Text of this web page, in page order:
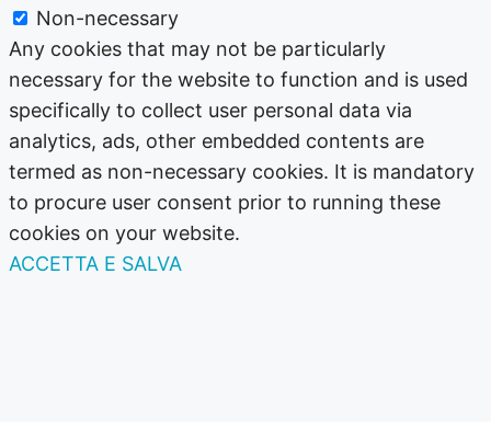
Non-necessary
Any cookies that may not be particularly
necessary for the website to function and is used
specifically to collect user personal data via
analytics, ads, other embedded contents are
termed as non-necessary cookies. It is mandatory
to procure user consent prior to running these
cookies on your website.
ACCETTA E SALVA